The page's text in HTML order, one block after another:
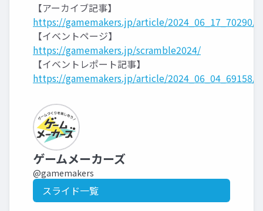
【アーカイブ記事】
https://gamemakers.jp/article/2024_06_17_70290/
【イベントページ】
https://gamemakers.jp/scramble2024/
【イベントレポート記事】
https://gamemakers.jp/article/2024_06_04_69158/
ゲームメーカーズ
@gamemakers
スライド一覧